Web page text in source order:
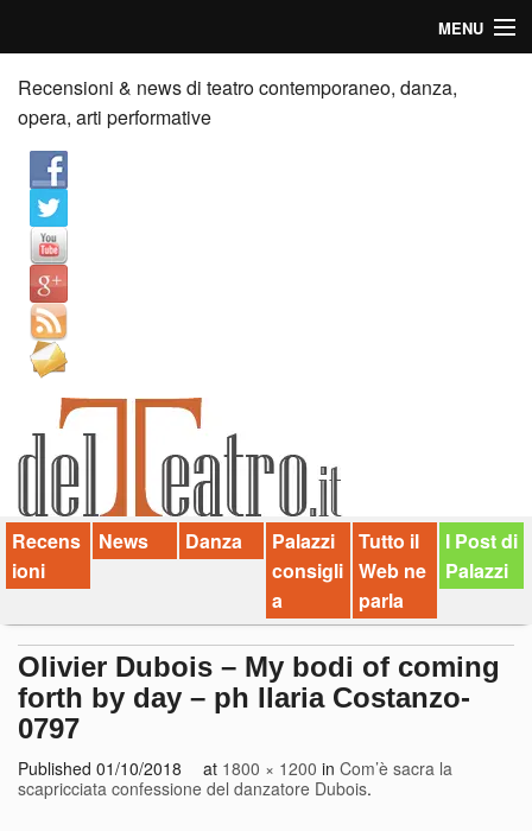
MENU
Home
Recensioni
Anticipazioni
News
Palazzi consiglia
Video
Chi siamo
Contatti
dT in English
Recensioni & news di teatro contemporaneo, danza,
opera, arti performative
Recens
ioni
News Danza
Palazzi
consigli
a
Tutto il
Web ne
parla
I Post di
Palazzi
Olivier Dubois – My bodi of coming
forth by day – ph Ilaria Costanzo-
0797
Published 01/10/2018 at 1800 × 1200 in Com’è sacra la
scapricciata confessione del danzatore Dubois.